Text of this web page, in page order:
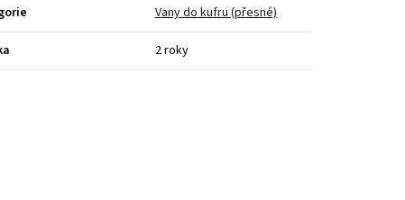
Vany do kufru (přesné)
2 roky